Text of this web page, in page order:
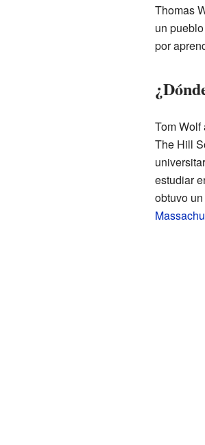
Thomas
un
por
Tom
The Hill
estudiar
obtuvo